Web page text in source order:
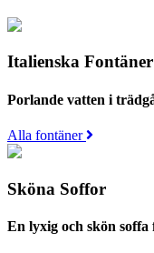
Italienska Fontäner
Porlande vatten i
Alla fontäner
Sköna Soffor
En lyxig och skön